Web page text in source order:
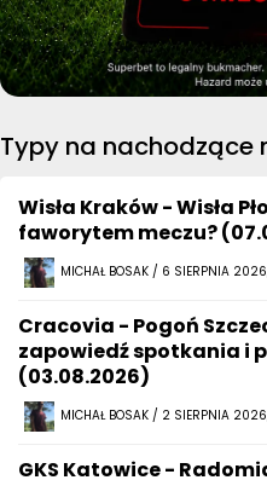
Typy na nachodzące
Wisła Kraków - Wisła
faworytem meczu?
MICHAŁ BOSAK / 6 SIERPNIA
Cracovia - Pogoń
zapowiedź spotkania i
(03.08.2026)
MICHAŁ BOSAK / 2 SIERPNIA
GKS Katowice -